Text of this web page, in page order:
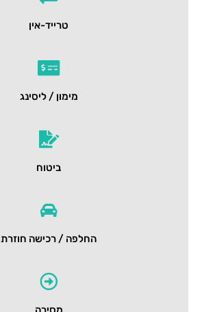
טרייד-אין
מימון / ליסינג
ביטוח
החלפה / רכישה חוזרת